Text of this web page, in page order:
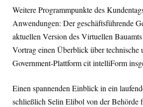
Weitere Programmpunkte des
Anwendungen: Der geschäftsführende
aktuellen Version des Virtuellen
Vortrag einen Überblick über
Government-Plattform cit intelliForm
Einen spannenden Einblick in ein
schließlich Selin Elibol von der